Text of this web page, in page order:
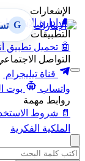
الإشعارات
🔔 إدارة الإشعارات
التطبيقات
🤖 تحميل تطبيق
التواصل
قناة تيليجرام
واتساب
بوت
روابط مهمة
📄 شروط
الملكية الفكرية
G